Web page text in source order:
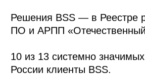
Решения BSS — в Реестре
ПО и АРПП
10 из 13 системно
России клиенты BSS.